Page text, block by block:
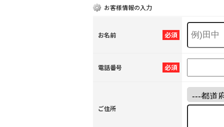
お客様情報の入力
必須
お名前
必須
電話番号
ご住所